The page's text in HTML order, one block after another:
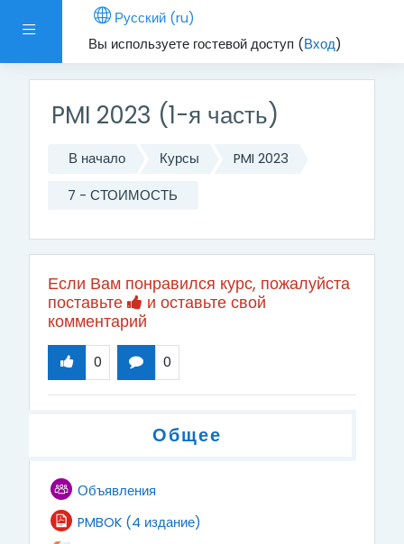
Боковая панель
Русский ‎(ru)‎
Вы используете гостевой доступ (Вход)
Перейти к основному содержанию
PMI 2023 (1-я часть)
В начало Курсы PMI 2023
7 - СТОИМОСТЬ
Если Вам понравился курс, пожалуйста
поставьте
и оставьте свой
комментарий
0 0
Общее
ОбъявленияФорум
PMBOK (4 издание)